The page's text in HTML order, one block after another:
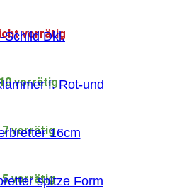
vorrätig
Schild Dkl.
vorrätigf. Rot-und
7 vorrätig16cm
5 vorrätigspitze Form